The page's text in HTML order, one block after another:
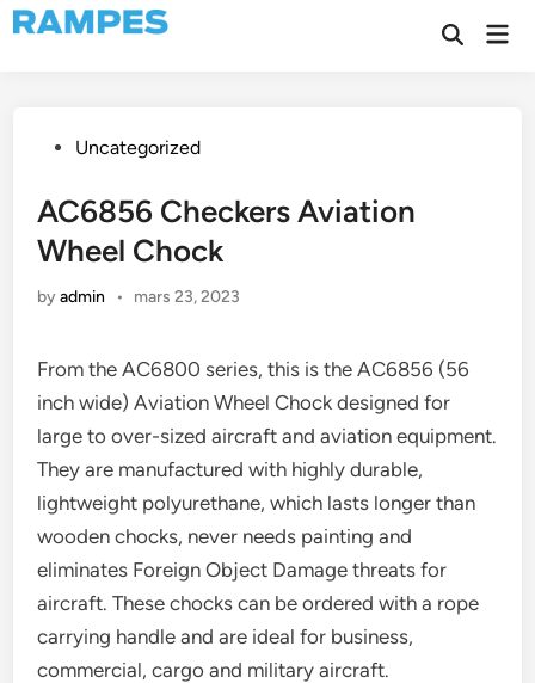
Skip
to
Open
PostedUncategorized
AC6856 Checkers Aviation
Wheel Chock
byadmin • mars 23, 2023
From the AC6800 series, this is the AC6856 (56
inch wide) Aviation Wheel Chock designed for
large to over-sized aircraft and aviation equipment.
They are manufactured with highly durable,
lightweight polyurethane, which lasts longer than
wooden chocks, never needs painting and
eliminates Foreign Object Damage threats for
aircraft. These chocks can be ordered with a rope
carrying handle and are ideal for business,
commercial, cargo and military aircraft.